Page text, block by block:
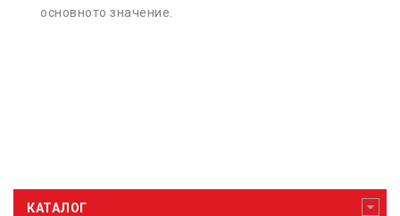
основното значение.
КАТАЛОГ